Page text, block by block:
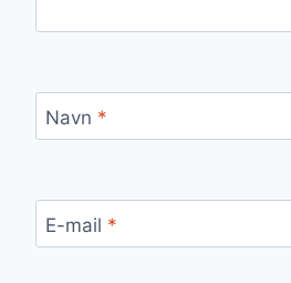
Navn *
E-mail *